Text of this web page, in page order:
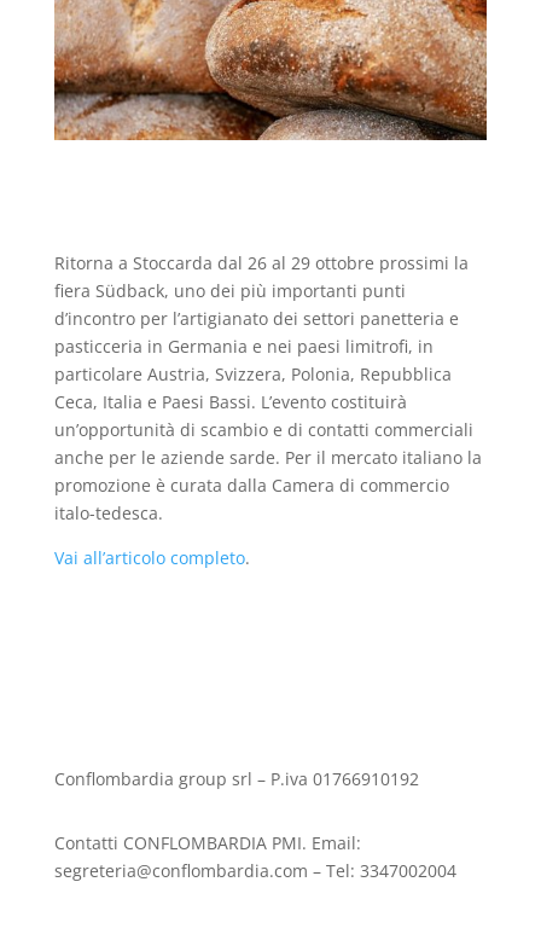
Ritorna a Stoccarda dal 26 al 29 ottobre prossimi la
fiera Südback, uno dei più importanti punti
d’incontro per l’artigianato dei settori panetteria e
pasticceria in Germania e nei paesi limitrofi, in
particolare Austria, Svizzera, Polonia, Repubblica
Ceca, Italia e Paesi Bassi. L’evento costituirà
un’opportunità di scambio e di contatti commerciali
anche per le aziende sarde. Per il mercato italiano la
promozione è curata dalla Camera di commercio
italo-tedesca.
Vai all’articolo completo.
Conflombardia group srl – P.iva 01766910192
Contatti CONFLOMBARDIA PMI. Email:
segreteria@conflombardia.com – Tel: 3347002004